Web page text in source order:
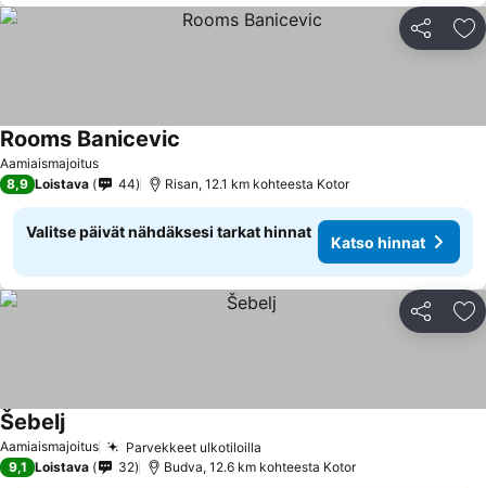
Jaa
Aamiaismajoitus
Rooms Banicevic
8,9 Loistava 44 Risan, 12.1 km kohteesta Kotor
Valitse päivät nähdäksesi tarkat hinnat
Katso hinnat
Jaa
Aamiaismajoitus Parvekkeet ulkotiloilla
Šebelj
9,1 Loistava 32 Budva, 12.6 km kohteesta Kotor